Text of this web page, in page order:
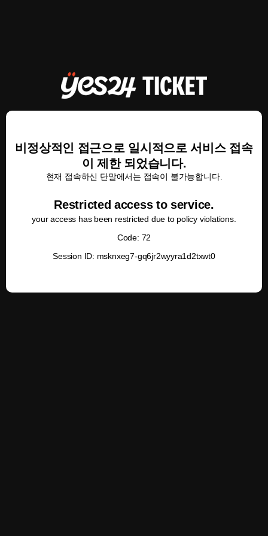
비정상적인 접근으로 일시적으로 서비스 접속
이 제한 되었습니다.
현재 접속하신 단말에서는 접속이 불가능합니다.
Restricted access to service.
your access has been restricted due to policy violations.
Code: 72
Session ID: msknxeg7-gq6jr2wyyra1d2txwt0